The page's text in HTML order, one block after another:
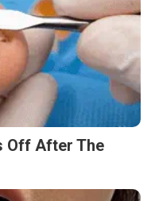
Off After The